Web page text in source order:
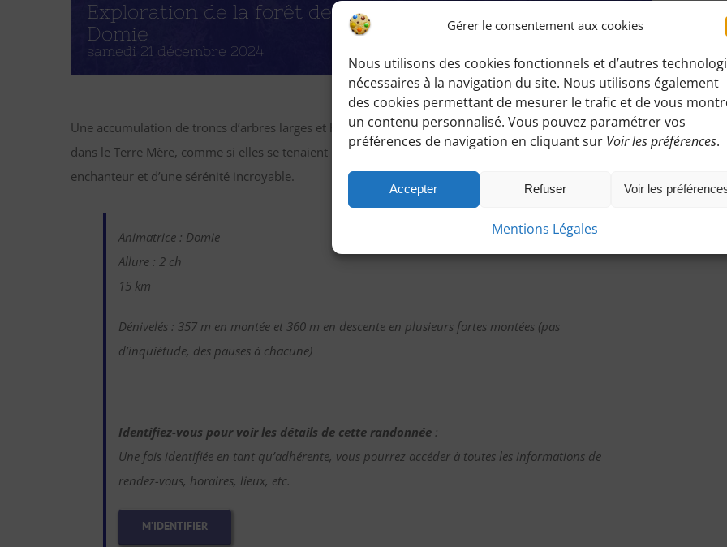
Gérer le consentement aux cookies
Nous utilisons des cookies fonctionnels et d’autres
nécessaires à la navigation du site. Nous utilisons également
des cookies permettant de mesurer le trafic et de vous
un contenu personnalisé. Vous pouvez paramétrer vos
préférences de navigation en cliquant sur Voir les préférences.
Accepter Refuser Voir les
Mentions Légales
Exploration de la forêt des Césardières – 2ch – 15 km –
Domie
samedi 21 décembre 2024
Une accumulation de troncs d’arbres larges et hauts dont les racines sont profondément enchevêtrées
dans le Terre Mère, comme si elles se tenaient les unes les autres. forêt luxuriante dans un endroit
enchanteur et d’une sérénité incroyable.
Animatrice : Domie
Allure : 2 ch
15 km
Dénivelés : 357 m en montée et 360 m en descente en plusieurs fortes montées (pas
d’inquiétude, des pauses à chacune)
Identifiez-vous pour voir les détails de cette randonnée :
Une fois identifiée en tant qu’adhérente, vous pourrez accéder à toutes les informations de
rendez-vous, horaires, lieux, etc.
M’IDENTIFIER